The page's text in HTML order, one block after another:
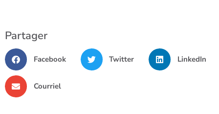
Partager
Facebook Twitter LinkedIn
Courriel